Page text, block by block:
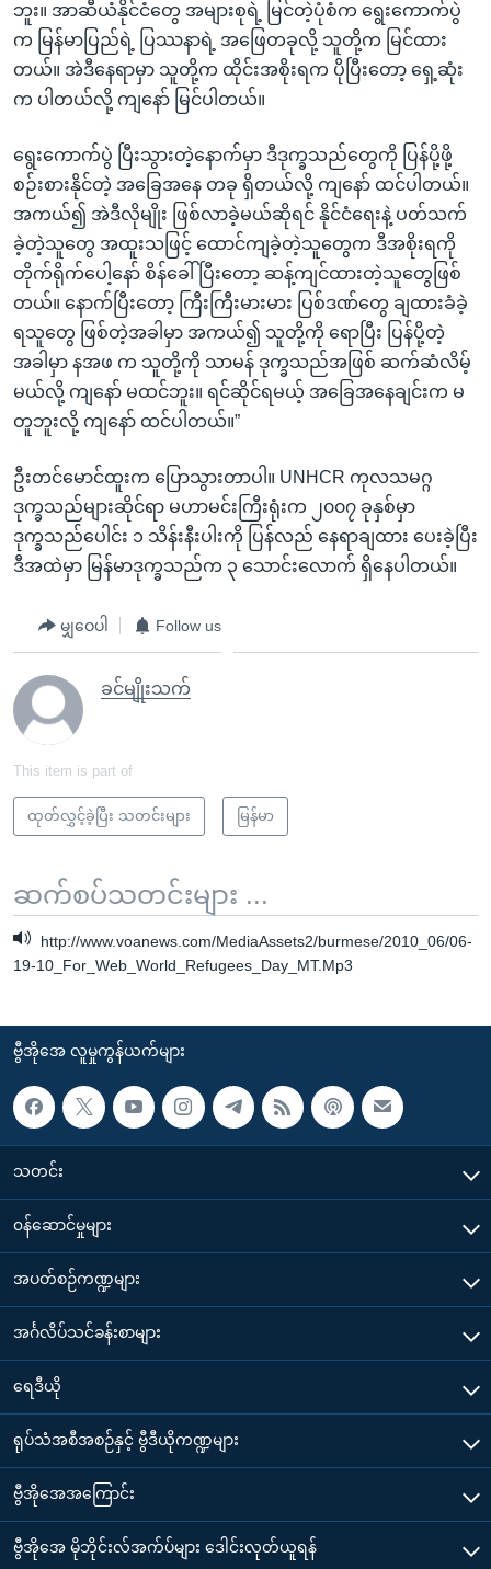
ဘူး။ အာဆီယံနိုင်ငံတွေ အများစုရဲ့ မြင်တဲ့ပုံစံက ရွေးကောက်ပွဲ
က မြန်မာပြည်ရဲ့ ပြဿနာရဲ့ အဖြေတခုလို့ သူတို့က မြင်ထား
တယ်။ အဲဒီနေရာမှာ သူတို့က ထိုင်းအစိုးရက ပိုပြီးတော့ ရှေ့ဆုံး
က ပါတယ်လို့ ကျနော် မြင်ပါတယ်။
ရွေးကောက်ပွဲ ပြီးသွားတဲ့နောက်မှာ ဒီဒုက္ခသည်တွေကို ပြန်ပို့ဖို့
စဉ်းစားနိုင်တဲ့ အခြေအနေ တခု ရှိတယ်လို့ ကျနော် ထင်ပါတယ်။
အကယ်၍ အဲဒီလိုမျိုး ဖြစ်လာခဲ့မယ်ဆိုရင် နိုင်ငံရေးနဲ့ ပတ်သက်
ခဲ့တဲ့သူတွေ အထူးသဖြင့် ထောင်ကျခဲ့တဲ့သူတွေက ဒီအစိုးရကို
တိုက်ရိုက်ပေါ့နော် စိန်ခေါ်ပြီးတော့ ဆန့်ကျင်ထားတဲ့သူတွေဖြစ်
တယ်။ နောက်ပြီးတော့ ကြီးကြီးမားမား ပြစ်ဒဏ်တွေ ချထားခံခဲ့
ရသူတွေ ဖြစ်တဲ့အခါမှာ အကယ်၍ သူတို့ကို ရောပြီး ပြန်ပို့တဲ့
အခါမှာ နအဖ က သူတို့ကို သာမန် ဒုက္ခသည်အဖြစ် ဆက်ဆံလိမ့်
မယ်လို့ ကျနော် မထင်ဘူး။ ရင်ဆိုင်ရမယ့် အခြေအနေချင်းက မ
တူဘူးလို့ ကျနော် ထင်ပါတယ်။”
ဦးတင်မောင်ထူးက ပြောသွားတာပါ။ UNHCR ကုလသမဂ္ဂ
ဒုက္ခသည်များဆိုင်ရာ မဟာမင်းကြီးရုံးက ၂၀၀၇ ခုနှစ်မှာ
ဒုက္ခသည်ပေါင်း ၁ သိန်းနီးပါးကို ပြန်လည် နေရာချထား ပေးခဲ့ပြီး
ဒီအထဲမှာ မြန်မာဒုက္ခသည်က ၃ သောင်းလောက် ရှိနေပါတယ်။
မျှဝေပါ Follow us
ခင်မျိုးသက်
This item is part of
ထုတ်လွှင့်ခဲ့ပြီး သတင်းများ မြန်မာ
ဆက်စပ်သတင်းများ ...
http://www.voanews.com/MediaAssets2/burmese/2010_06/06-
19-10_For_Web_World_Refugees_Day_MT.Mp3
ဗွီအိုအေ လူမှုကွန်ယက်များ
သတင်း
၀န်ဆောင်မှုများ
အပတ်စဉ်ကဏ္ဍများ
အင်္ဂလိပ်သင်ခန်းစာများ
ရေဒီယို
ရုပ်သံအစီအစဉ်နှင့် ဗွီဒီယိုကဏ္ဍများ
ဗွီအိုအေအကြောင်း
ဗွီအိုအေ မိုဘိုင်းလ်အက်ပ်များ ဒေါင်းလုတ်ယူရန်